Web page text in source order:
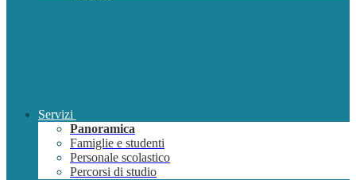
Servizi
Panoramica
Famiglie e studenti
Personale scolastico
Percorsi di studio